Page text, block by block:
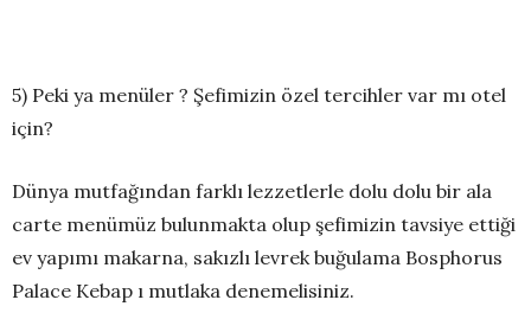
5) Peki ya menüler ? Şefimizin özel tercihler var mı otel
için?
Dünya mutfağından farklı lezzetlerle dolu dolu bir ala
carte menümüz bulunmakta olup şefimizin tavsiye ettiği
ev yapımı makarna, sakızlı levrek buğulama Bosphorus
Palace Kebap ı mutlaka denemelisiniz.